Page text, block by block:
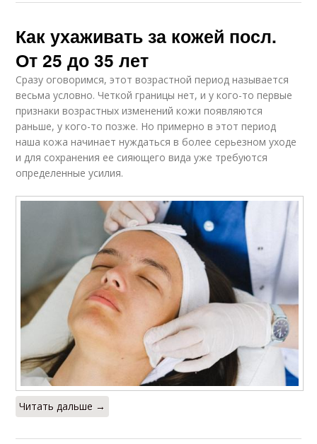
Как ухаживать за кожей посл.
От 25 до 35 лет
Сразу оговоримся, этот возрастной период называется
весьма условно. Четкой границы нет, и у кого-то первые
признаки возрастных изменений кожи появляются
раньше, у кого-то позже. Но примерно в этот период
наша кожа начинает нуждаться в более серьезном уходе
и для сохранения ее сияющего вида уже требуются
определенные усилия.
Читать дальше →